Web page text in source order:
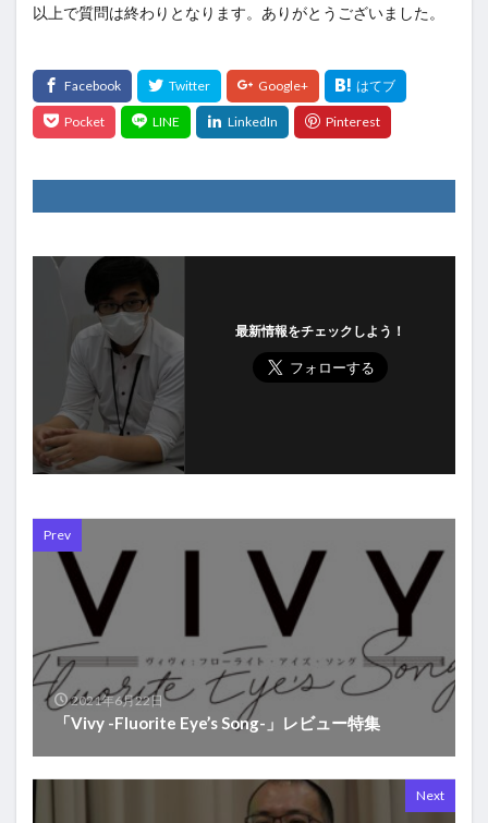
以上で質問は終わりとなります。ありがとうございました。
最新情報をチェックしよう！
Prev
2021年6月22日
「Vivy -Fluorite Eye’s Song-」レビュー特集
Next